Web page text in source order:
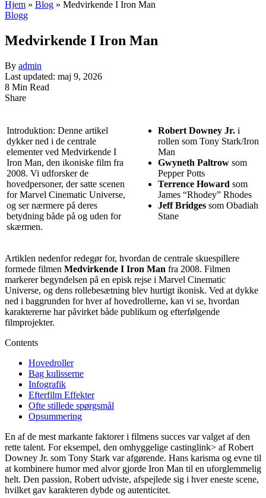
Hjem » Blog » Medvirkende I Iron Man
Blogg
Medvirkende I Iron Man
By admin
Last updated: maj 9, 2026
8 Min Read
Share
Introduktion: Denne artikel
dykker ned i de centrale
elementer ved Medvirkende I
Iron Man, den ikoniske film fra
2008. Vi udforsker de
hovedpersoner, der satte scenen
for Marvel Cinematic Universe,
og ser nærmere på deres
betydning både på og uden for
skærmen.
Robert Downey Jr. i
rollen som Tony Stark/Iron
Man
Gwyneth Paltrow som
Pepper Potts
Terrence Howard som
James “Rhodey” Rhodes
Jeff Bridges som Obadiah
Stane
Artiklen nedenfor redegør for, hvordan de centrale skuespillere
formede filmen Medvirkende I Iron Man fra 2008. Filmen
markerer begyndelsen på en episk rejse i Marvel Cinematic
Universe, og dens rollebesætning blev hurtigt ikonisk. Ved at dykke
ned i baggrunden for hver af hovedrollerne, kan vi se, hvordan
karaktererne har påvirket både publikum og efterfølgende
filmprojekter.
Contents
Hovedroller
Bag kulisserne
Infografik
Efterfilm Effekter
Ofte stillede spørgsmål
Opsummering
En af de mest markante faktorer i filmens succes var valget af den
rette talent. For eksempel, den omhyggelige castinglink> af Robert
Downey Jr. som Tony Stark var afgørende. Hans karisma og evne til
at kombinere humor med alvor gjorde Iron Man til en uforglemmelig
helt. Den passion, Robert udviste, afspejlede sig i hver eneste scene,
hvilket gav karakteren dybde og autenticitet.